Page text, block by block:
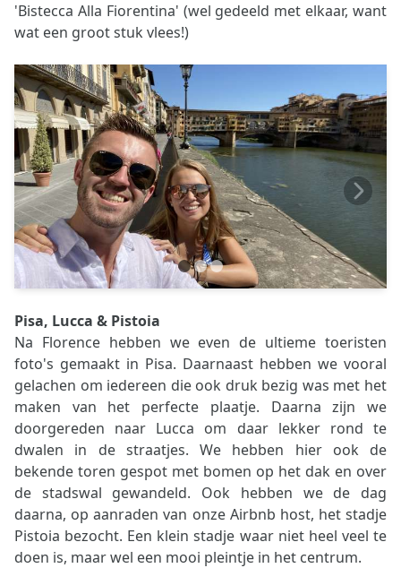
'Bistecca Alla Fiorentina' (wel gedeeld met elkaar, want
wat een groot stuk vlees!)
Pisa, Lucca & Pistoia
Na Florence hebben we even de ultieme toeristen
foto's gemaakt in Pisa. Daarnaast hebben we vooral
gelachen om iedereen die ook druk bezig was met het
maken van het perfecte plaatje. Daarna zijn we
doorgereden naar Lucca om daar lekker rond te
dwalen in de straatjes. We hebben hier ook de
bekende toren gespot met bomen op het dak en over
de stadswal gewandeld. Ook hebben we de dag
daarna, op aanraden van onze Airbnb host, het stadje
Pistoia bezocht. Een klein stadje waar niet heel veel te
doen is, maar wel een mooi pleintje in het centrum.